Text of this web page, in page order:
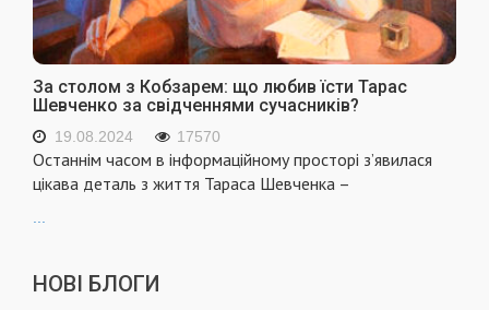
За столом з Кобзарем: що любив їсти Тарас
Шевченко за свідченнями сучасників?
19.08.2024 17570
Останнім часом в інформаційному просторі з’явилася
цікава деталь з життя Тараса Шевченка –
НОВІ БЛОГИ